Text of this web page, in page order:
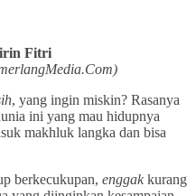
Fitri
, yang ingin miskin? Rasanya
ini yang mau hidupnya
makhluk langka dan bisa
berkecukupan, enggak kurang